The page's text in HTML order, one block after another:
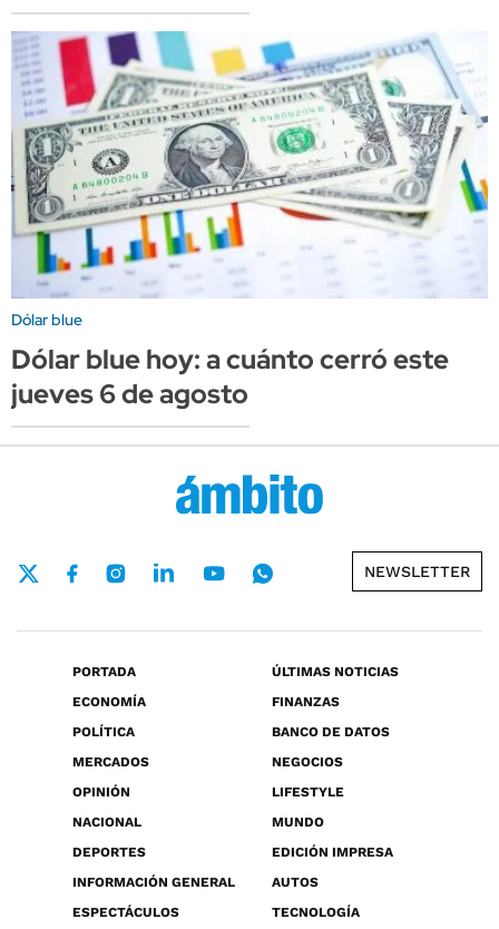
Dólar blue
Dólar blue hoy: a cuánto cerró este
jueves 6 de agosto
NEWSLETTER
PORTADA
ÚLTIMAS NOTICIAS
ECONOMÍA
FINANZAS
POLÍTICA
BANCO DE DATOS
MERCADOS
NEGOCIOS
OPINIÓN
LIFESTYLE
NACIONAL
MUNDO
DEPORTES
EDICIÓN IMPRESA
INFORMACIÓN GENERAL
AUTOS
ESPECTÁCULOS
TECNOLOGÍA